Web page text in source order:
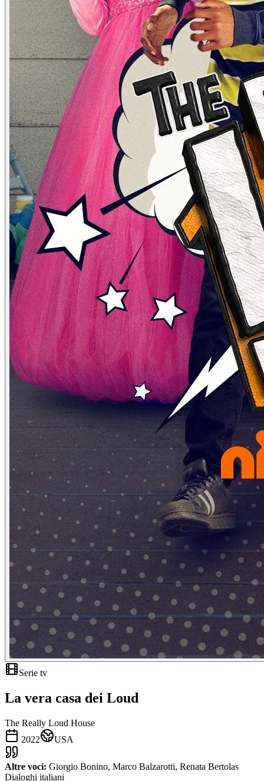
Serie tv
La vera casa dei Loud
The Really Loud House
2022
USA
Altre voci: Giorgio Bonino, Marco Balzarotti, Renata Bertolas
Dialoghi italiani